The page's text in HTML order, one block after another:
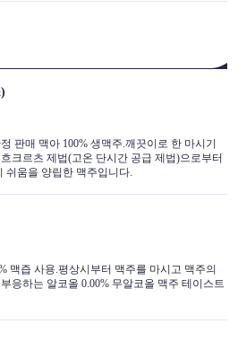
판매 맥아 100% 생맥주.깨끗이로 한 마시기
크르츠 제법(고온 단시간 공급 제법)으로부터
쉬움을 양립한 맥주입니다.
맥즙 사용.평상시부터 맥주를 마시고 맥주의
응하는 알코올 0.00% 무알코올 맥주 테이스트